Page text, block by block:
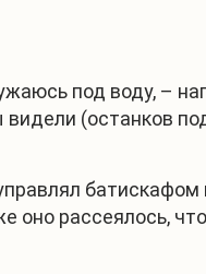
под воду, –
видели (останков
оно рассеялось,